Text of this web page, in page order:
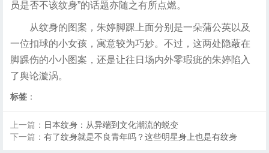
员是否不该纹身”的话题亦随之有所点燃。
从纹身的图案，朱婷脚踝上面分别是一朵蒲公英以及
一位扣球的小女孩，寓意较为巧妙。不过，这两处隐蔽在
脚踝伤的小小图案，还是让往日场内外零瑕疵的朱婷陷入
了舆论漩涡。
标签 ：
上一篇： 日本纹身：从异端到文化潮流的蜕变
下一篇： 有了纹身就是不良青年吗？这些明星身上也是有纹身